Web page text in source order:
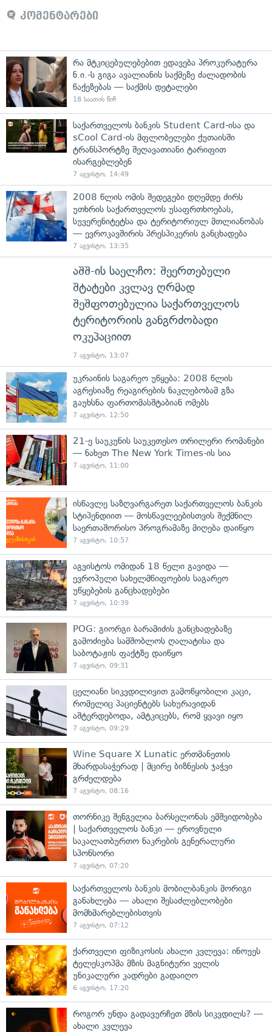
კომენტარები
რა მტკიცებულებებით ედავება პროკურატურა
ნ.ი.-ს გიგა ავალიანის საქმეზე ძალადობის
წაქეზებას — საქმის დეტალები
18 საათის წინ
საქართველოს ბანკის Student Card-ისა და
sCool Card-ის მფლობელები ქუთაისში
ტრანსპორტზე შეღავათიანი ტარიფით
ისარგებლებენ
7 აგვისტო, 14:49
2008 წლის ომის შედეგები დღემდე ძირს
უთხრის საქართველოს უსაფრთხოებას,
სუვერენიტეტსა და ტერიტორიულ მთლიანობას
— ევროკავშირის პრესპიკერის განცხადება
7 აგვისტო, 13:35
აშშ-ის საელჩო: შეერთებული
შტატები კვლავ ღრმად
შეშფოთებულია საქართველოს
ტერიტორიის განგრძობადი
ოკუპაციით
7 აგვისტო, 13:07
უკრაინის საგარეო უწყება: 2008 წლის
აგრესიაზე რეაგირების ნაკლებობამ გზა
გაუხსნა ფართომასშტაბიან ომებს
7 აგვისტო, 12:50
21-ე საუკუნის საუკეთესო თრილერი რომანები
— ნახეთ The New York Times-ის სია
7 აგვისტო, 11:00
ისწავლე საზღვარგარეთ საქართველოს ბანკის
სტიპენდიით — მოსწავლეებისთვის შექმნილ
საერთაშორისო პროგრამაზე მიღება დაიწყო
7 აგვისტო, 10:57
აგვისტოს ომიდან 18 წელი გავიდა —
ევროპული სახელმწიფოების საგარეო
უწყებების განცხადებები
7 აგვისტო, 10:39
POG: გიორგი ბარამიძის განცხადებაზე
გამოძიება სამშობლოს ღალატისა და
საბოტაჟის ფაქტზე დაიწყო
7 აგვისტო, 09:31
ცელიანი სიკვდილივით გამოწყობილი კაცი,
რომელიც პაციენტებს სახურავიდან
აშტერდებოდა, ამტკიცებს, რომ ყვავი იყო
7 აგვისტო, 09:29
Wine Square X Lunatic ერთმანეთის
მხარდასაჭერად | მცირე ბიზნესის ჯაჭვი
გრძელდება
7 აგვისტო, 08:16
თორნიკე შენგელია ბარსელონას ემშვიდობება
| საქართველოს ბანკი — ეროვნული
საკალათბურთო ნაკრების გენერალური
სპონსორი
7 აგვისტო, 07:20
საქართველოს ბანკის მობილბანკის მორიგი
განახლება — ახალი შესაძლებლობები
მომხმარებლებისთვის
7 აგვისტო, 07:12
ქართველი ფიზიკოსის ახალი კვლევა: ინოუეს
ტელესკოპმა მზის მაგნიტური ველის
უნიკალური კადრები გადაიღო
6 აგვისტო, 17:20
როგორ უნდა გადავურჩეთ მზის სიკვდილს? —
ახალი კვლევა